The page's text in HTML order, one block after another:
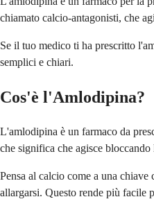
chiamato calcio-antagonisti, che
Se il tuo medico ti ha prescritto
semplici e chiari.
Cos'è l'Amlodipina?
L'amlodipina è un farmaco da
che significa che agisce
Pensa al calcio come a una
allargarsi. Questo rende più facile